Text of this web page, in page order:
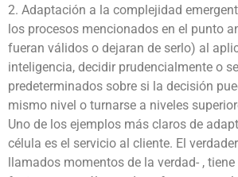
2. Adaptación a la complejidad
los procesos mencionados en el punto
fueran válidos o dejaran de serlo) al
inteligencia, decidir prudencialmente o
predeterminados sobre si la decisión
mismo nivel o turnarse a niveles
Uno de los ejemplos más claros de
célula es el servicio al cliente. El
llamados momentos de la verdad- ,